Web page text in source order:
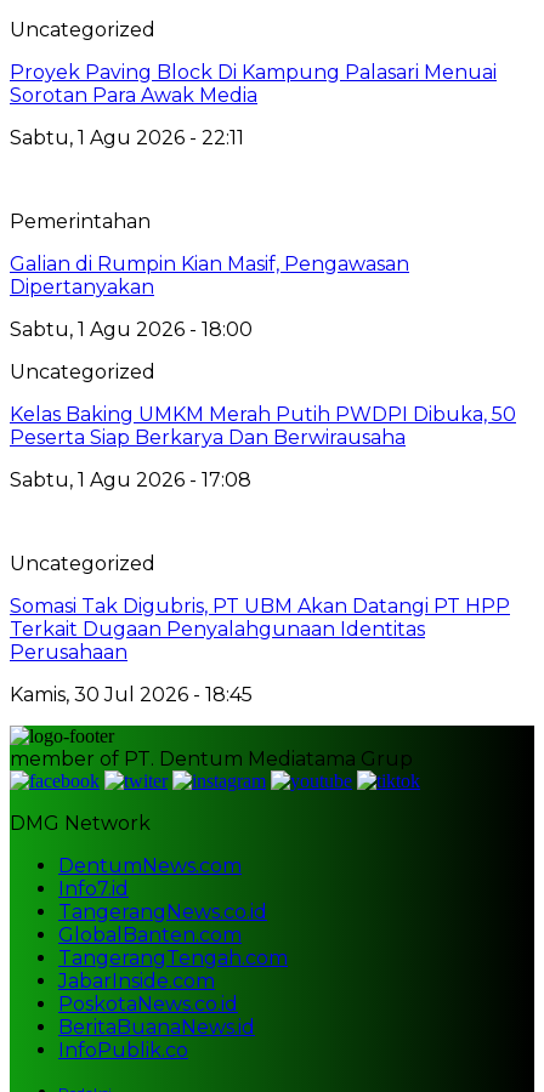
Uncategorized
Proyek Paving Block Di Kampung Palasari Menuai
Sorotan Para Awak Media
Sabtu, 1 Agu 2026 - 22:11
Pemerintahan
Galian di Rumpin Kian Masif, Pengawasan
Dipertanyakan
Sabtu, 1 Agu 2026 - 18:00
Uncategorized
Kelas Baking UMKM Merah Putih PWDPI Dibuka, 50
Peserta Siap Berkarya Dan Berwirausaha
Sabtu, 1 Agu 2026 - 17:08
Uncategorized
Somasi Tak Digubris, PT UBM Akan Datangi PT HPP
Terkait Dugaan Penyalahgunaan Identitas
Perusahaan
Kamis, 30 Jul 2026 - 18:45
member of PT. Dentum Mediatama Grup
DMG Network
DentumNews.com
Info7.id
TangerangNews.co.id
GlobalBanten.com
TangerangTengah.com
JabarInside.com
PoskotaNews.co.id
BeritaBuanaNews.id
InfoPublik.co